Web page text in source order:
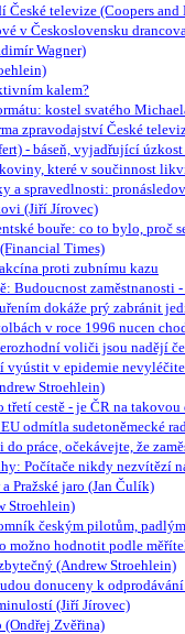
České televize (Coopers
v Československu
Wagner)
kalem?
kostel svatého
zpravodajství České
- báseň, vyjadřující
které v součinnost
a spravedlnosti:
(Jiří Jírovec)
bouře: co to bylo,
Times)
proti zubnímu kazu
Budoucnost zaměstnanosti -
dokáže prý zabránit
v roce 1996 nucen
voliči jsou nadějí
v epidemie
Stroehlein)
cestě - je ČR na
odmítla sudetoněmecké
práce, očekávejte, že
Počítače nikdy nezvítězí
Pražské jaro (Jan Čulík)
Stroehlein)
českým pilotům,
možno hodnotit podle
(Andrew Stroehlein)
donuceny k
(Jiří Jírovec)
(Ondřej Zvěřina)